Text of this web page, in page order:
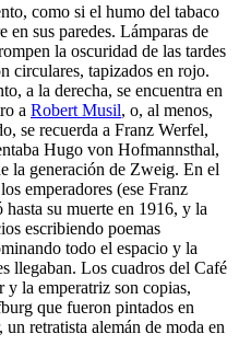
como si el humo del tabaco
en sus paredes. Lámparas de
la oscuridad de las tardes
circulares, tapizados en rojo.
a la derecha, se encuentra en
a Robert Musil, o, al menos,
se recuerda a Franz Werfel,
Hugo von Hofmannsthal,
la generación de Zweig. En el
emperadores (ese Franz
su muerte en 1916, y la
escribiendo poemas
todo el espacio y la
llegaban. Los cuadros del Café
y la emperatriz son copias,
que fueron pintados en
retratista alemán de moda en